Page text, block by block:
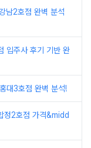
남2호점 완벽 분석
입주사 후기 기반 완
대3호점 완벽 분석!
정2호점 가격&midd